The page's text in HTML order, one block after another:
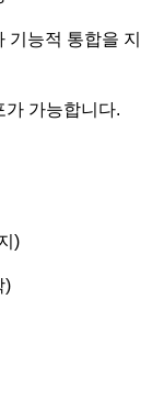
기능적 통합을 지
가 가능합니다.
)
)